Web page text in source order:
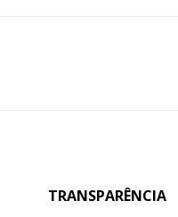
TRANSPARÊNCIA